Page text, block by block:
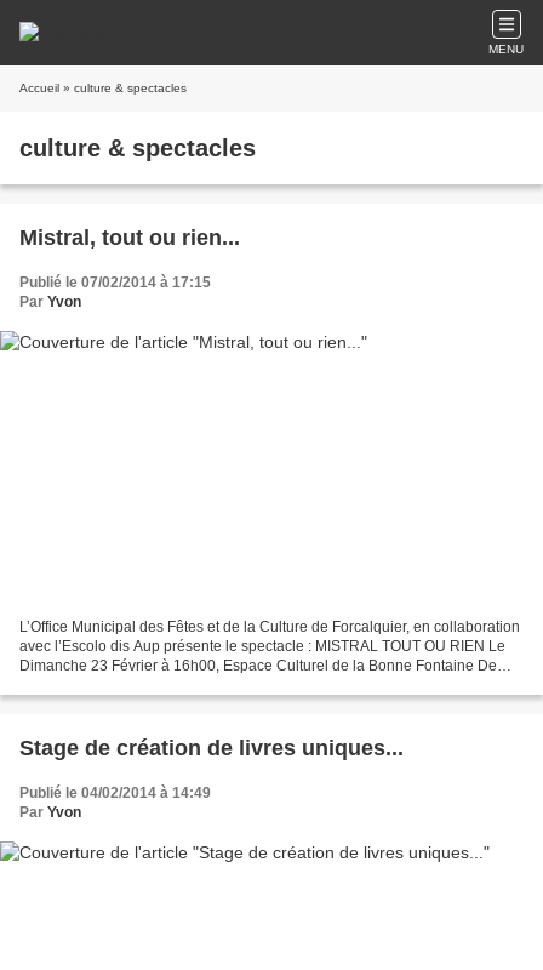
MENU
Accueil » culture & spectacles
culture & spectacles
Mistral, tout ou rien...
Publié le 07/02/2014 à 17:15
Par Yvon
L’Office Municipal des Fêtes et de la Culture de Forcalquier, en collaboration
avec l’Escolo dis Aup présente le spectacle : MISTRAL TOUT OU RIEN Le
Dimanche 23 Février à 16h00, Espace Culturel de la Bonne Fontaine De
Stage de création de livres uniques...
Publié le 04/02/2014 à 14:49
Par Yvon